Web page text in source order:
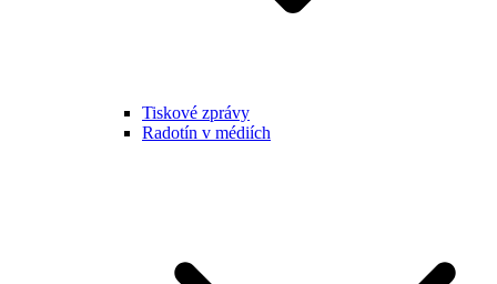
Tiskové zprávy
Radotín v médiích